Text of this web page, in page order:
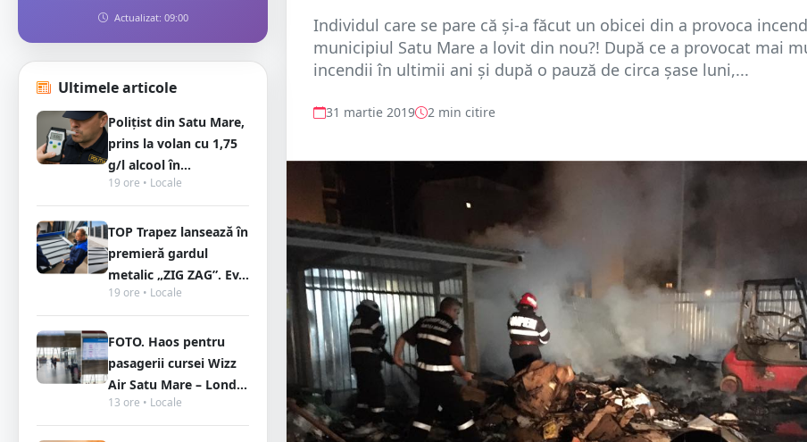
Actualizat: 09:00
Ultimele articole
Polițist din Satu Mare,
prins la volan cu 1,75
g/l alcool în...
19 ore • Locale
TOP Trapez lansează în
premieră gardul
metalic „ZIG ZAG”. Ev...
19 ore • Locale
FOTO. Haos pentru
pasagerii cursei Wizz
Air Satu Mare – Lond...
13 ore • Locale
Individul care se pare că și-a făcut un obicei din a provoca
municipiul Satu Mare a lovit din nou?! După ce a provocat mai
incendii în ultimii ani și după o pauză de circa șase luni,...
31 martie 2019 2 min citire